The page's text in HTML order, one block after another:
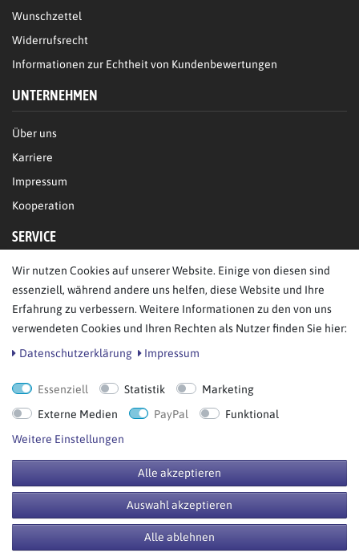
Wunschzettel
Widerrufsrecht
Informationen zur Echtheit von Kundenbewertungen
UNTERNEHMEN
Über uns
Karriere
Impressum
Kooperation
SERVICE
FAQ/Hilfe
Datenschutz
AGB
Bestellung widerrufen
© Copyright 2026 BB Sport GmbH & Co KG. Alle Rechte vorbehalten.
**UVP = Unverbindliche Preisempfehlung des Herstellers
Wir nutzen Cookies auf unserer Website. Einige von diesen sind
essenziell, während andere uns helfen, diese Website und Ihre
Erfahrung zu verbessern. Weitere Informationen zu den von uns
verwendeten Cookies und Ihren Rechten als Nutzer finden Sie hier:
Daten­schutz­erklärung
Impressum
Essenziell Statistik
Marketing
Externe Medien
PayPal
Funktional
Weitere Einstellungen
Alle akzeptieren
Auswahl akzeptieren
Alle ablehnen